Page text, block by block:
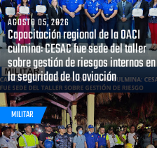
AGOSTO 05, 2026
Capacitación regional de la OACI
culmina: CESAC fue sede del taller
sobre gestión de riesgos internos en
la seguridad de la aviación
MILITAR